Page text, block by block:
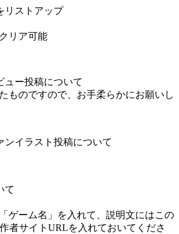
リストアップ
リア可能
ュー投稿について
ものですので、お手柔らかにお願いし
ンイラスト投稿について
て
ゲーム名」を入れて、説明文にはこの
者サイトURLを入れておいてくださ